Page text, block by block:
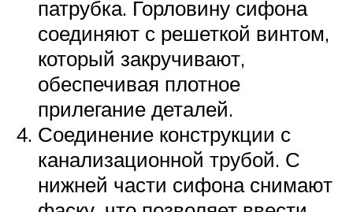
патрубка. Горловину сифона
соединяют с решеткой винтом,
который закручивают,
обеспечивая плотное
прилегание деталей.
Соединение конструкции с
канализационной трубой. С
нижней части сифона снимают